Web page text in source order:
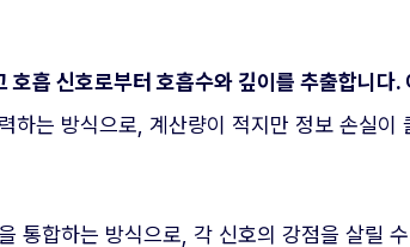
흡 신호로부터 호흡수와 깊이를 추출합니
는 방식으로, 계산량이 적지만 정보 손실이
통합하는 방식으로, 각 신호의 강점을 살릴